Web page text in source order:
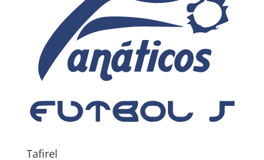
Tafirel